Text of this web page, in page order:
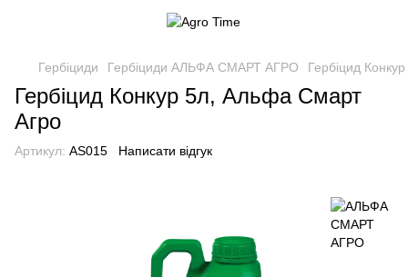
Гербіциди Гербіциди АЛЬФА СМАРТ АГРО Гербіцид
Гербіцид Конкур 5л, Альфа Смарт
Агро
Артикул: AS015 Написати відгук